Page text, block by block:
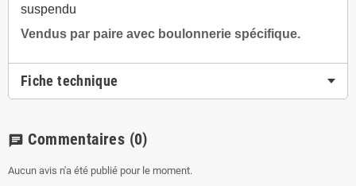
suspendu
Vendus par paire avec boulonnerie spécifique.
Fiche technique
chat Commentaires (0)
Aucun avis n'a été publié pour le moment.